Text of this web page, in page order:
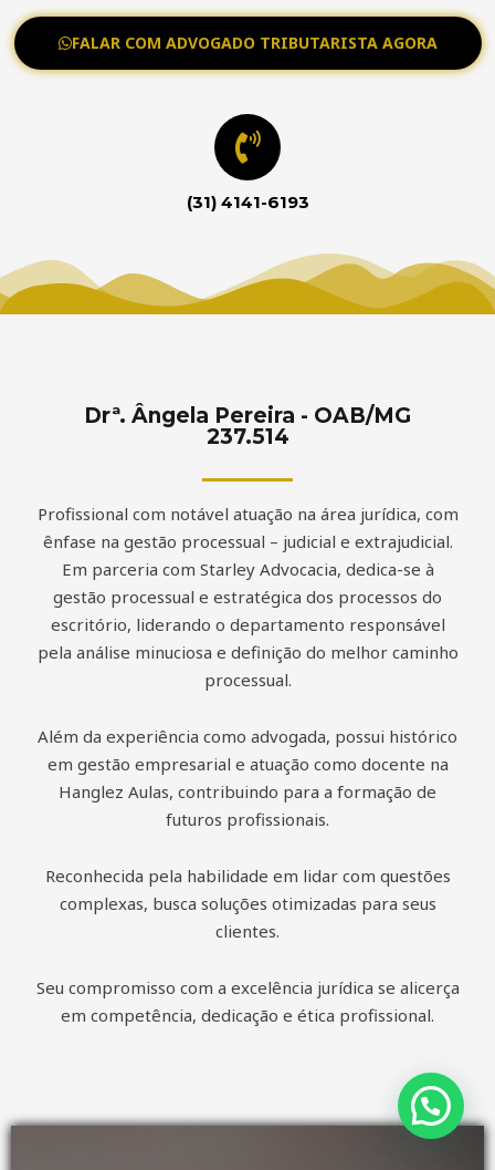
FALAR COM ADVOGADO TRIBUTARISTA AGORA
(31) 4141-6193
Drª. Ângela Pereira - OAB/MG
237.514
Profissional com notável atuação na área jurídica, com
ênfase na gestão processual – judicial e extrajudicial.
Em parceria com Starley Advocacia, dedica-se à
gestão processual e estratégica dos processos do
escritório, liderando o departamento responsável
pela análise minuciosa e definição do melhor caminho
processual.
Além da experiência como advogada, possui histórico
em gestão empresarial e atuação como docente na
Hanglez Aulas, contribuindo para a formação de
futuros profissionais.
Reconhecida pela habilidade em lidar com questões
complexas, busca soluções otimizadas para seus
clientes.
Seu compromisso com a excelência jurídica se alicerça
em competência, dedicação e ética profissional.